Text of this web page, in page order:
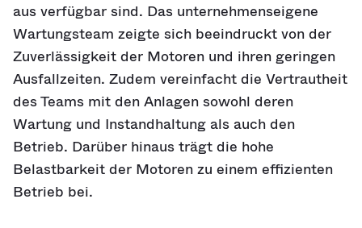
aus verfügbar sind. Das unternehmenseigene
Wartungsteam zeigte sich beeindruckt von der
Zuverlässigkeit der Motoren und ihren geringen
Ausfallzeiten. Zudem vereinfacht die Vertrautheit
des Teams mit den Anlagen sowohl deren
Wartung und Instandhaltung als auch den
Betrieb. Darüber hinaus trägt die hohe
Belastbarkeit der Motoren zu einem effizienten
Betrieb bei.